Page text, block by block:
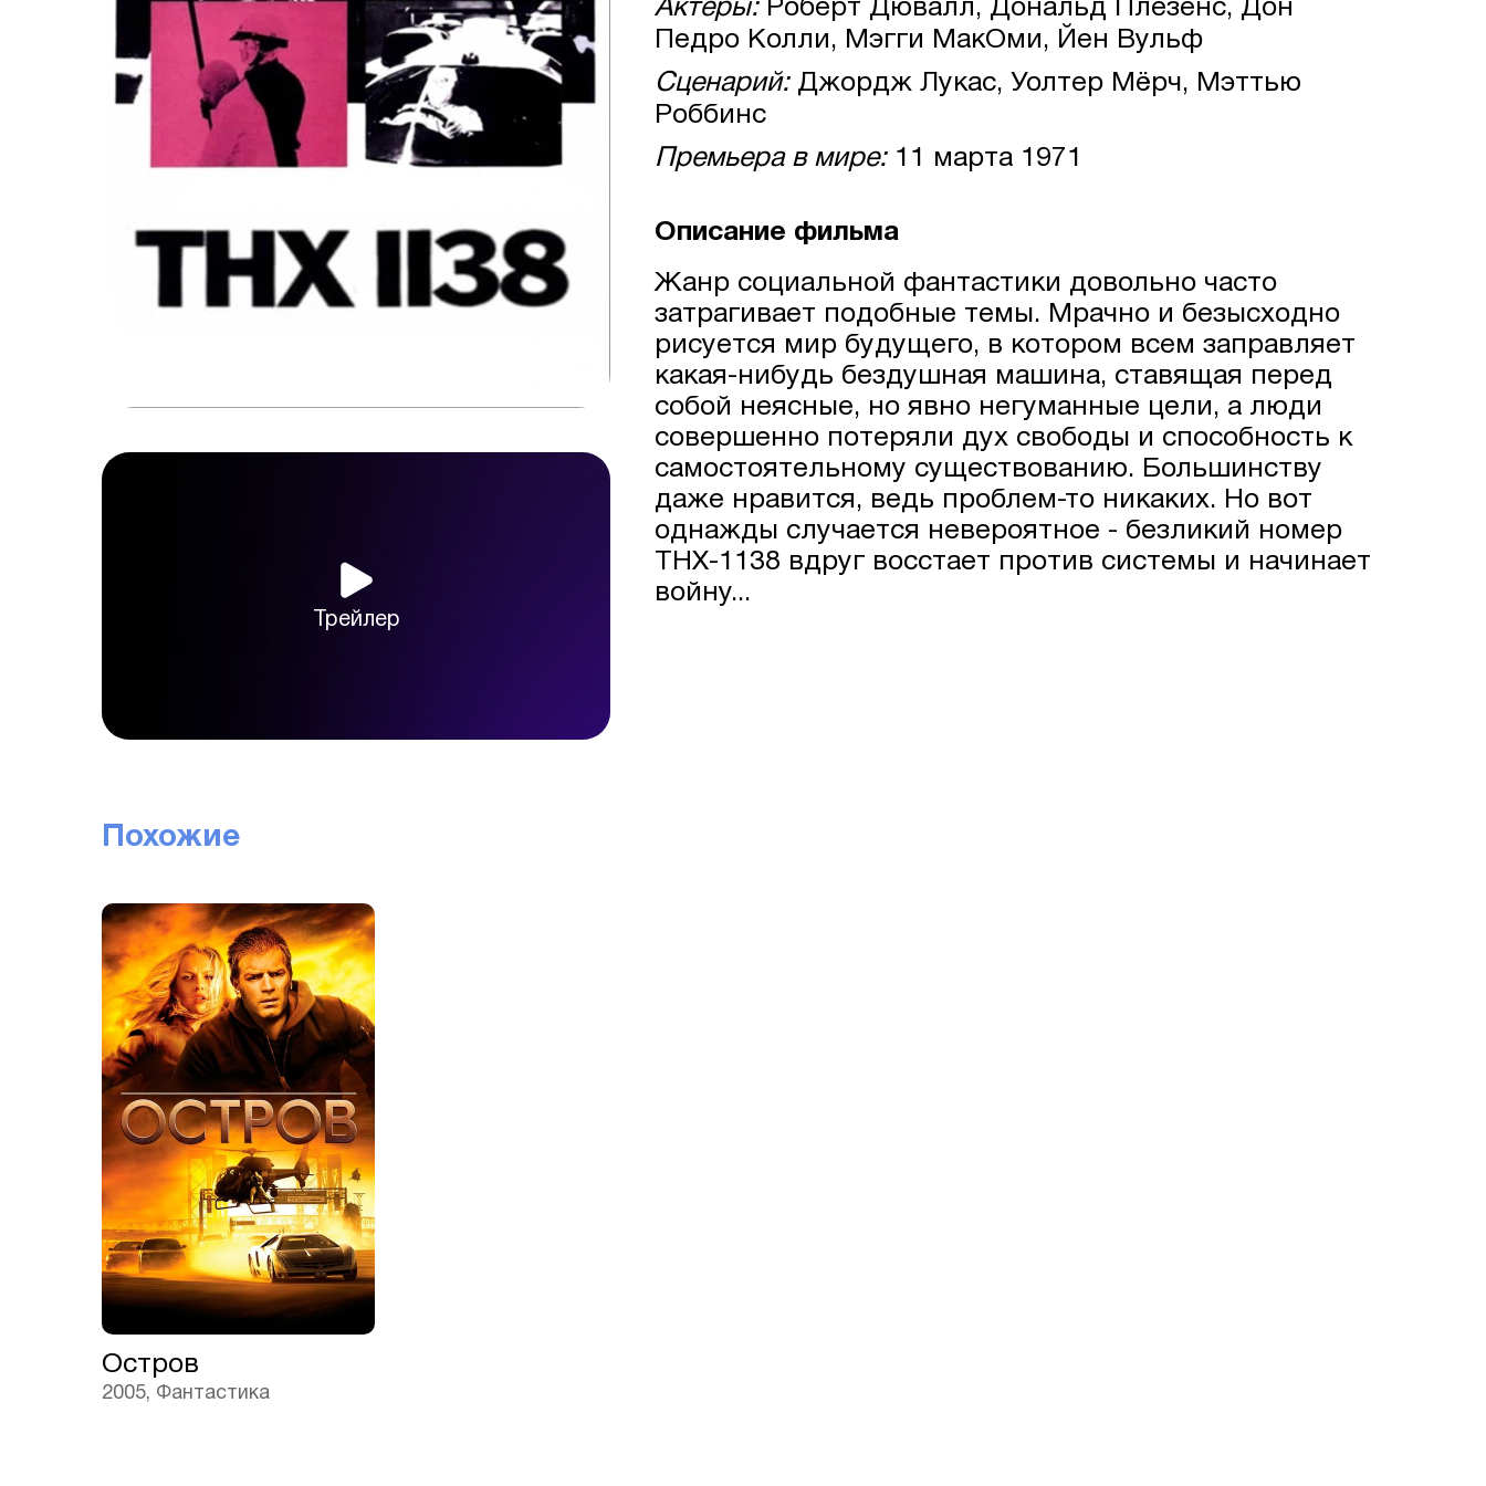
Трейлер
Актеры:Роберт Дювалл, Дональд Плезенс, Дон
Педро Колли, Мэгги МакОми, Йен Вульф
Сценарий:Джордж Лукас, Уолтер Мёрч, Мэттью
Роббинс
Премьера в мире:11 марта 1971
Описание фильма
Жанр социальной фантастики довольно часто
затрагивает подобные темы. Мрачно и безысходно
рисуется мир будущего, в котором всем заправляет
какая-нибудь бездушная машина, ставящая перед
собой неясные, но явно негуманные цели, а люди
совершенно потеряли дух свободы и способность к
самостоятельному существованию. Большинству
даже нравится, ведь проблем-то никаких. Но вот
однажды случается невероятное - безликий номер
ТНХ-1138 вдруг восстает против системы и начинает
войну...
Похожие
Остров
2005, Фантастика